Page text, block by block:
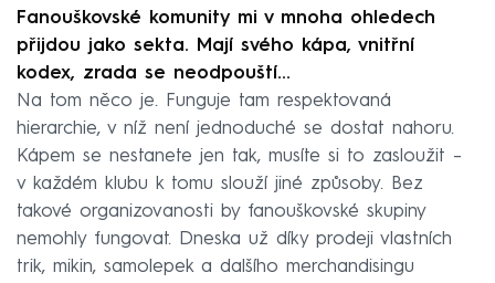
Fanouškovské komunity mi v mnoha ohledech
přijdou jako sekta. Mají svého kápa, vnitřní
kodex, zrada se neodpouští...
Na tom něco je. Funguje tam respektovaná
hierarchie, v níž není jednoduché se dostat nahoru.
Kápem se nestanete jen tak, musíte si to zasloužit –
v každém klubu k tomu slouží jiné způsoby. Bez
takové organizovanosti by fanouškovské skupiny
nemohly fungovat. Dneska už díky prodeji vlastních
trik, mikin, samolepek a dalšího merchandisingu